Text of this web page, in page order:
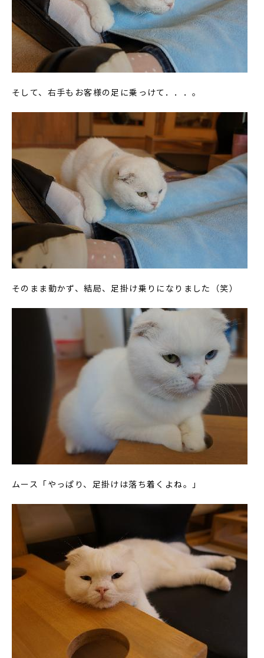
そして、右手もお客様の足に乗っけて．．．。
そのまま動かず、結局、足掛け乗りになりました（笑）
ムース「やっぱり、足掛けは落ち着くよね。」